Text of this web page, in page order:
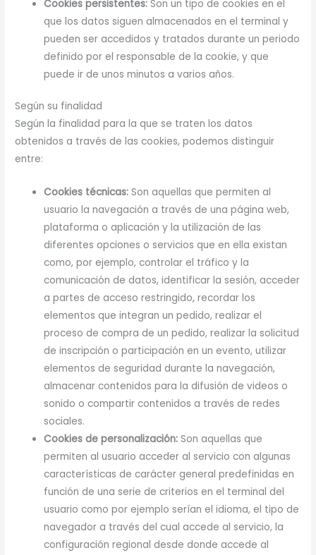
Cookies persistentes: Son un tipo de cookies en el
que los datos siguen almacenados en el terminal y
pueden ser accedidos y tratados durante un periodo
definido por el responsable de la cookie, y que
puede ir de unos minutos a varios años.
Según su finalidad
Según la finalidad para la que se traten los datos
obtenidos a través de las cookies, podemos distinguir
entre:
Cookies técnicas: Son aquellas que permiten al
usuario la navegación a través de una página web,
plataforma o aplicación y la utilización de las
diferentes opciones o servicios que en ella existan
como, por ejemplo, controlar el tráfico y la
comunicación de datos, identificar la sesión, acceder
a partes de acceso restringido, recordar los
elementos que integran un pedido, realizar el
proceso de compra de un pedido, realizar la solicitud
de inscripción o participación en un evento, utilizar
elementos de seguridad durante la navegación,
almacenar contenidos para la difusión de videos o
sonido o compartir contenidos a través de redes
sociales.
Cookies de personalización: Son aquellas que
permiten al usuario acceder al servicio con algunas
características de carácter general predefinidas en
función de una serie de criterios en el terminal del
usuario como por ejemplo serían el idioma, el tipo de
navegador a través del cual accede al servicio, la
configuración regional desde donde accede al